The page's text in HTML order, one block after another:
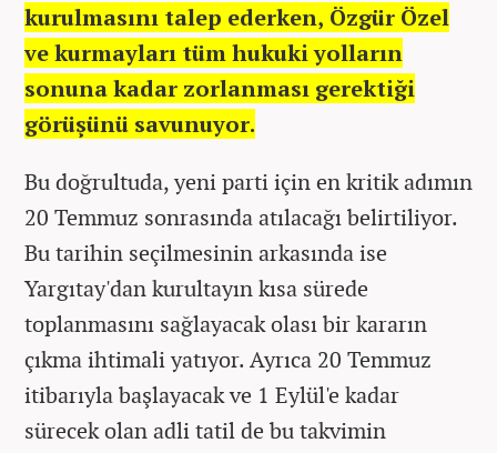
kurulmasını talep ederken, Özgür Özel
ve kurmayları tüm hukuki yolların
sonuna kadar zorlanması gerektiği
görüşünü savunuyor.
Bu doğrultuda, yeni parti için en kritik adımın
20 Temmuz sonrasında atılacağı belirtiliyor.
Bu tarihin seçilmesinin arkasında ise
Yargıtay'dan kurultayın kısa sürede
toplanmasını sağlayacak olası bir kararın
çıkma ihtimali yatıyor. Ayrıca 20 Temmuz
itibarıyla başlayacak ve 1 Eylül'e kadar
sürecek olan adli tatil de bu takvimin